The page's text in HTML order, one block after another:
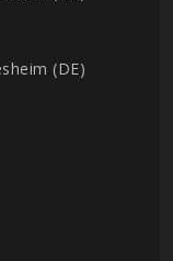
(DE)